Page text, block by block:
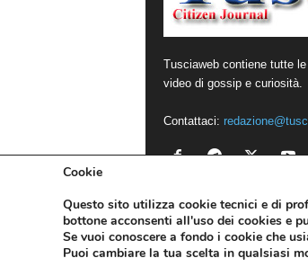
Tusciaweb contiene tutte
video di gossip e curiosità.
Contattaci:
© Copyright Tusciaweb srl -
Cookie
Questo sito utilizza cookie tecnici e di
bottone acconsenti all'uso dei cookies e
Se vuoi conoscere a fondo i cookie che
Puoi cambiare la tua scelta in qualsiasi